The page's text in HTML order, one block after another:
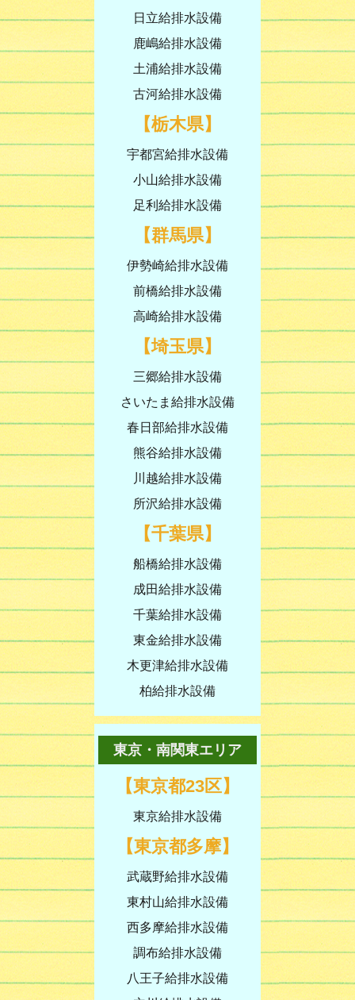
日立給排水設備
鹿嶋給排水設備
土浦給排水設備
古河給排水設備
【栃木県】
宇都宮給排水設備
小山給排水設備
足利給排水設備
【群馬県】
伊勢崎給排水設備
前橋給排水設備
高崎給排水設備
【埼玉県】
三郷給排水設備
さいたま給排水設備
春日部給排水設備
熊谷給排水設備
川越給排水設備
所沢給排水設備
【千葉県】
船橋給排水設備
成田給排水設備
千葉給排水設備
東金給排水設備
木更津給排水設備
柏給排水設備
東京・南関東エリア
【東京都23区】
東京給排水設備
【東京都多摩】
武蔵野給排水設備
東村山給排水設備
西多摩給排水設備
調布給排水設備
八王子給排水設備